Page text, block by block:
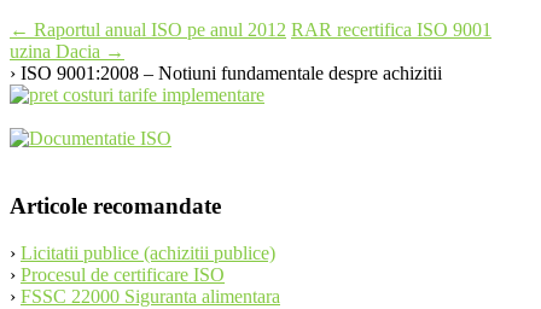
Post
navigation
← Raportul anual ISO pe anul 2012 RAR recertifica ISO 9001
uzina Dacia →
› ISO 9001:2008 – Notiuni fundamentale despre achizitii
Articole recomandate
› Licitatii publice (achizitii publice)
› Procesul de certificare ISO
› FSSC 22000 Siguranta alimentara